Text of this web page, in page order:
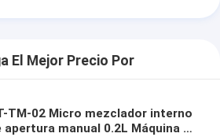
El Mejor Precio Por
TM-02 Micro mezclador interno
apertura manual 0.2L Máquina de